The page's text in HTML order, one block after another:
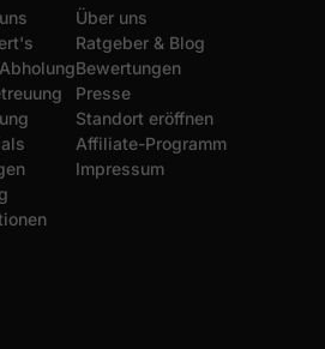
Über uns
Ratgeber & Blog
Bewertungen
Presse
Standort eröffnen
Affiliate-Programm
Impressum